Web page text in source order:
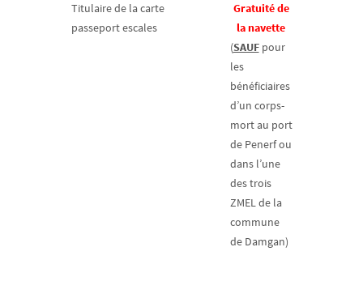
Titulaire de la carte
passeport escales
Gratuité de
la navette
(SAUFpour
les
bénéficiaires
d’un corps-
mort au port
de Penerf ou
dans l’une
des trois
ZMEL de la
commune
de Damgan)